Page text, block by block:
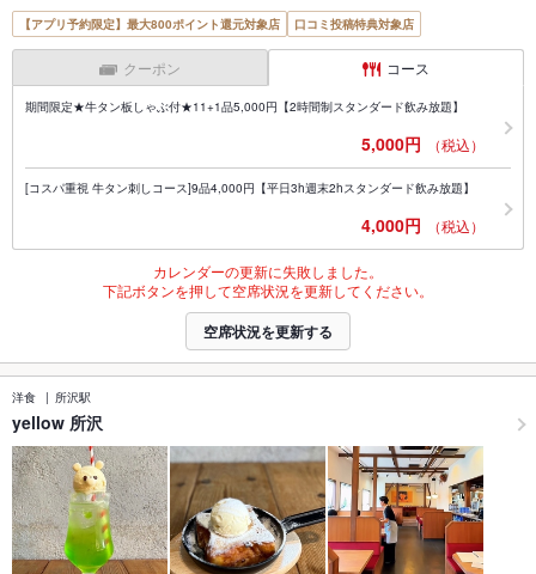
【アプリ予約限定】最大800ポイント還元対象店 口コミ投稿特典対象店
クーポン コース
期間限定★牛タン板しゃぶ付★11+1品5,000円【2時間制スタンダード飲み放題】
5,000円 （税込）
[コスパ重視 牛タン刺しコース]9品4,000円【平日3h週末2hスタンダード飲み放題】
4,000円 （税込）
カレンダーの更新に失敗しました。
下記ボタンを押して空席状況を更新してください。
空席状況を更新する
洋食 所沢駅
yellow 所沢